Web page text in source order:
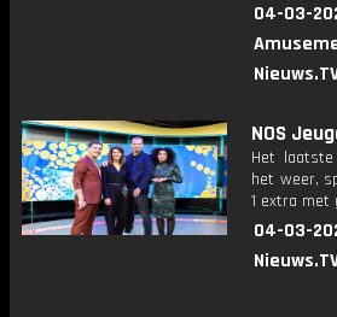
04-03-
NOS
Het
het weer,
1 extra met
04-03-